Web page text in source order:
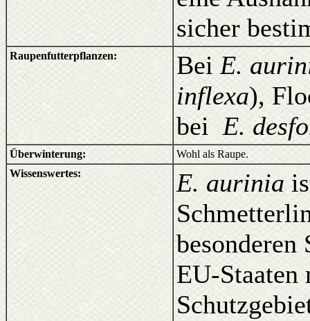
sicher
Raupenfutterpflanzen: Bei E.
inflexa),
bei E.
Überwinterung:
Wohl als Raupe.
Wissenswertes:
E. aurinia
EU-Staaten